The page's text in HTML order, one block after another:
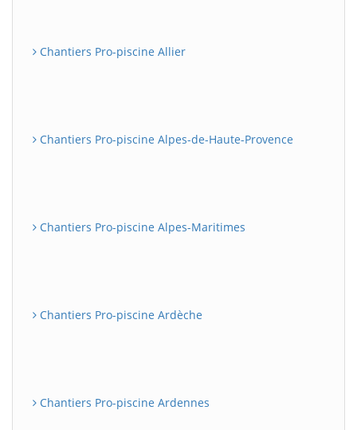
Chantiers Pro-piscine Allier
Chantiers Pro-piscine Alpes-de-Haute-Provence
Chantiers Pro-piscine Alpes-Maritimes
Chantiers Pro-piscine Ardèche
Chantiers Pro-piscine Ardennes